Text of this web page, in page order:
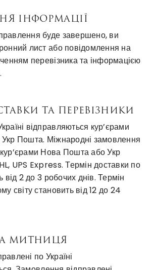
ІНФОРМАЦІЇ
буде завершено, ви
лист або повідомлення на
перевізника та інформацією
ТА ПЕРЕВІЗНИКИ
відправляються кур’єрами
Пошта. Міжнародні замовлення
Нова Пошта або Укр
UPS Express.Термін доставки по
від 2 до 3 робочих днів. Термін
світу становить від 12 до 24
МИТНИЦЯ
по Україні